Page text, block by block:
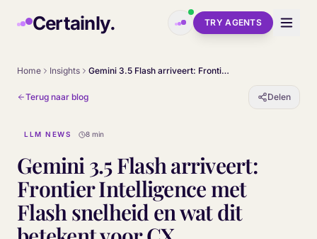
Certainly. TRY AGENTS
Home Insights Gemini 3.5 Flash arriveert: Frontier Intelligence met Flash snelheid en wat dit betekent voor CX
Terug naar blog Delen
LLM NEWS 8 min
Gemini 3.5 Flash arriveert:
Frontier Intelligence met
Flash snelheid en wat dit